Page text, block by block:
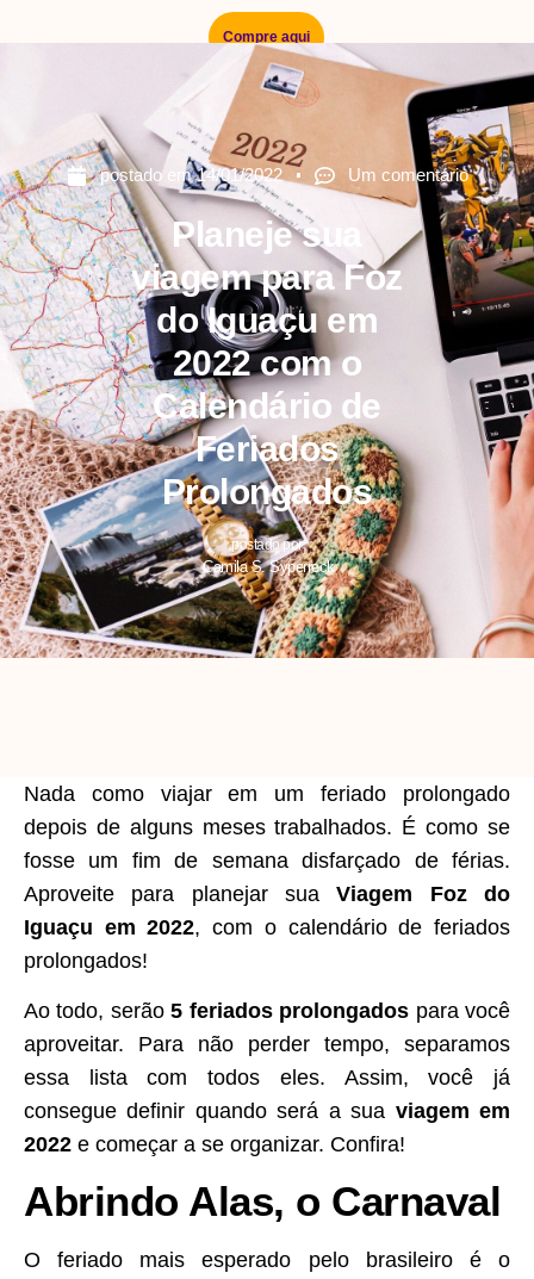
Compre aqui
postado em 14/01/2022 Um comentário
Planeje sua
viagem para Foz
do Iguaçu em
2022 com o
Calendário de
Feriados
Prolongados
postado por
Camila S. Syperreck
Nada como viajar em um feriado prolongado
depois de alguns meses trabalhados. É como se
fosse um fim de semana disfarçado de férias.
Aproveite para planejar suaViagem Foz do
Iguaçu em 2022, com o calendário de feriados
prolongados!
Ao todo, serão5 feriados prolongados para você
aproveitar. Para não perder tempo, separamos
essa lista com todos eles. Assim, você já
consegue definir quando será a sua viagem em
2022 e começar a se organizar. Confira!
Abrindo Alas, o Carnaval
O feriado mais esperado pelo brasileiro é o